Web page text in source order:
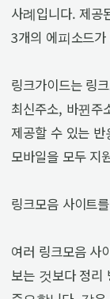
사례입니다. 제공
3개의 에피소드
링크가이드는 링
최신주소, 바뀐주
제공할 수 있는
모바일을 모두 지
링크모음 사이트
여러 링크모음 사
보는 것보다 정리